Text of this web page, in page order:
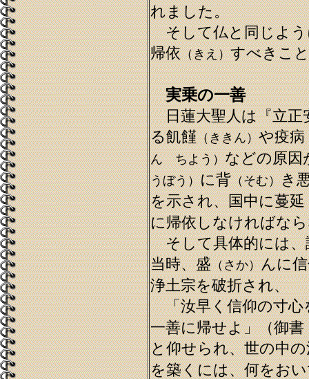
れました。
そして仏と同じよう
帰依（きえ）すべきこ
実乗の一善
日蓮大聖人は『立正
る飢饉（ききん）や疫病
ん ちよう）などの原因
うぼう）に背（そむ）き
を示され、国中に蔓延
に帰依しなければな
そして具体的には、
当時、盛（さか）んに
浄土宗を破折され、
「汝早く信仰の寸心
一善に帰せよ」（御
と仰せられ、世の中
を築くには、何をお